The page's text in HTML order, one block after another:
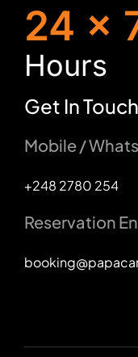
24 x
Hours
Get In Touch
Mobile /
+248 2780 254
Reservation